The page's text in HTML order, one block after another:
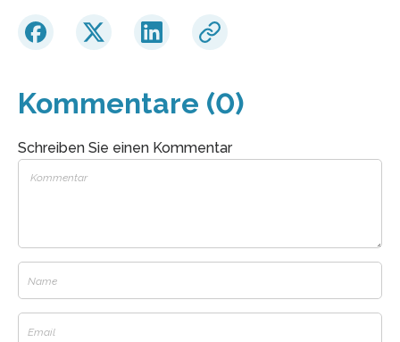
Kommentare (0)
Schreiben Sie einen Kommentar